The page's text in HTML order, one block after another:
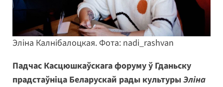
Эліна Калнібалоцкая. Фота: nadi_rashvan
Падчас Касцюшкаўскага форуму ў Гданьску
прадстаўніца Беларускай рады культурыЭліна